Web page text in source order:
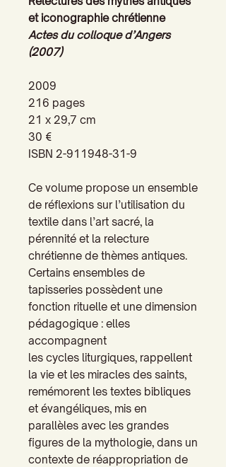
et iconographie chrétienne
Actes du colloque d’Angers
(2007)
2009
216 pages
21 x 29,7 cm
30 €
ISBN 2-911948-31-9
Ce volume propose un ensemble
de réflexions sur l’utilisation du
textile dans l’art sacré, la
pérennité et la relecture
chrétienne de thèmes antiques.
Certains ensembles de
tapisseries possèdent une
fonction rituelle et une dimension
pédagogique : elles
accompagnent
les cycles liturgiques, rappellent
la vie et les miracles des saints,
remémorent les textes bibliques
et évangéliques, mis en
parallèles avec les grandes
figures de la mythologie, dans un
contexte de réappropriation de